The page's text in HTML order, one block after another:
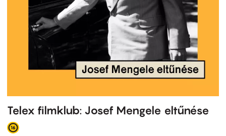
Telex filmklub: Josef Mengele eltűnése